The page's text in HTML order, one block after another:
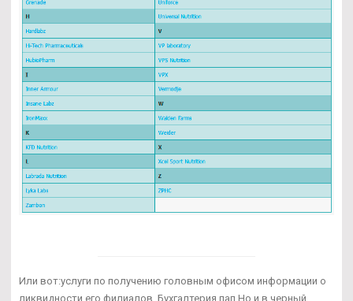
Или вот:услуги по получению головным офисом информации о
ликвидности его филиалов. Бухгалтерия пап Но и в черный